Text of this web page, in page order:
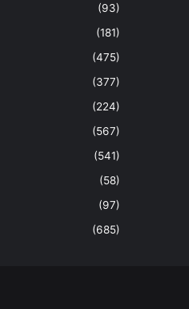
(93)
(181)
(475)
(377)
(224)
(567)
(541)
(58)
(97)
(685)